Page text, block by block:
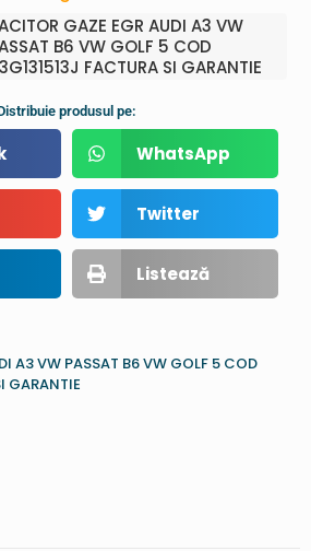
GAZE EGR AUDI A3 VW
B6 VW GOLF 5 COD
FACTURA SI GARANTIE
produsul pe:
WhatsApp
Twitter
Listează
A3 VW PASSAT B6 VW GOLF 5 COD
GARANTIE